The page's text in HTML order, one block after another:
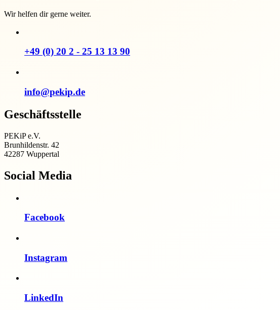
Wir helfen dir gerne weiter.
+49 (0) 20 2 - 25 13 13 90
info@pekip.de
Geschäftsstelle
PEKiP e.V.
Brunhildenstr. 42
42287 Wuppertal
Social Media
Facebook
Instagram
LinkedIn